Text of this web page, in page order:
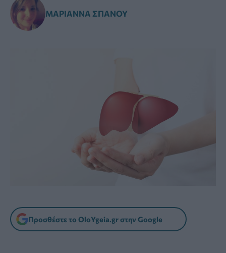
ΜΑΡΙΆΝΝΑ ΣΠΑΝΟΎ
Προσθέστε το OloYgeia.gr στην Google